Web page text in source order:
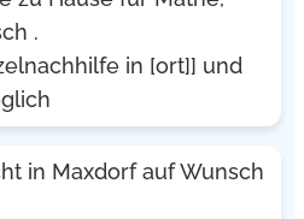
.
in [ort]] und
in Maxdorf auf Wunsch